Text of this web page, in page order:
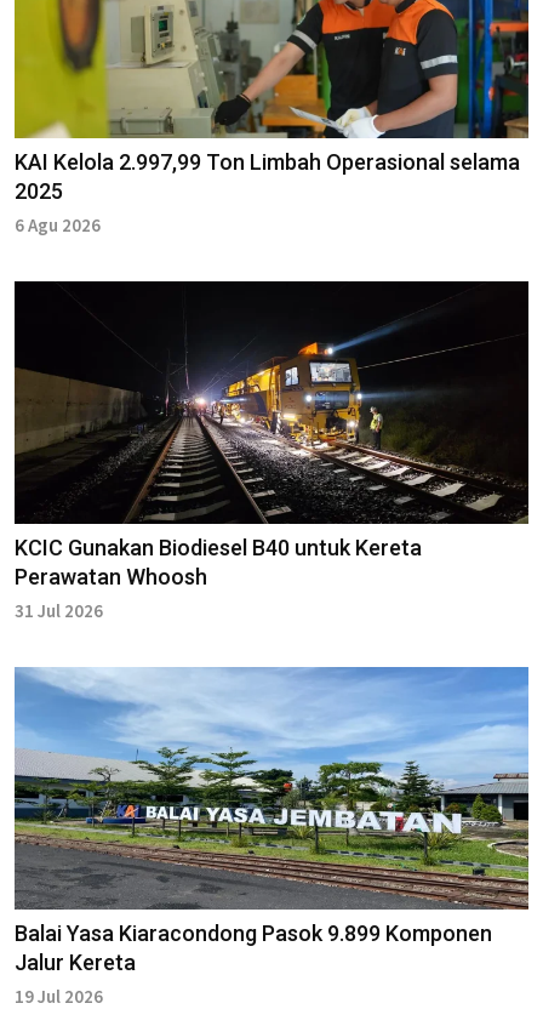
KAI Kelola 2.997,99 Ton Limbah Operasional selama
2025
6 Agu 2026
KCIC Gunakan Biodiesel B40 untuk Kereta
Perawatan Whoosh
31 Jul 2026
Balai Yasa Kiaracondong Pasok 9.899 Komponen
Jalur Kereta
19 Jul 2026